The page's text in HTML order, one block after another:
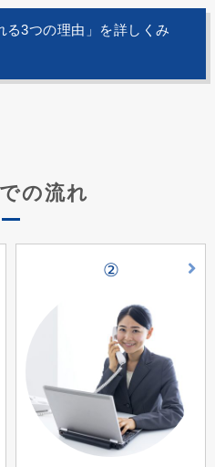
る3つの理由」を詳しくみ
の流れ
②